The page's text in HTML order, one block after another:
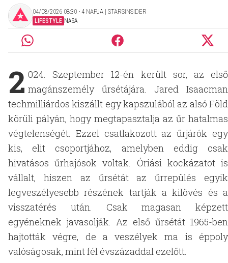
04/08/2026 08:30 ‧ 4 NAPJA | STARSINSIDER
LIFESTYLE NASA
2 024. Szeptember 12-én került sor, az első
magánszemély űrsétájára. Jared Isaacman
techmilliárdos kiszállt egy kapszulából az alsó Föld
körüli pályán, hogy megtapasztalja az űr hatalmas
végtelenségét. Ezzel csatlakozott az űrjárók egy
kis, elit csoportjához, amelyben eddig csak
hivatásos űrhajósok voltak. Óriási kockázatot is
vállalt, hiszen az űrsétát az űrrepülés egyik
legveszélyesebb részének tartják a kilövés és a
visszatérés után. Csak magasan képzett
egyéneknek javasolják. Az első űrsétát 1965-ben
hajtották végre, de a veszélyek ma is éppoly
valóságosak, mint fél évszázaddal ezelőtt.